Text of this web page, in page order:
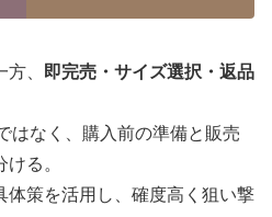
、
即完売・サイズ選択・返品
はなく、購入前の準備と販売
る。
体策を活用し、確度高く狙い撃